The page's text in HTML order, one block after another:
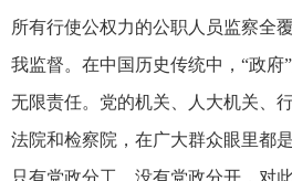
所有行使公权力的公职人员监察全
我监督。在中国历史传统中，“政府
无限责任。党的机关、人大机关、
法院和检察院，在广大群众眼里都
只有党政分工、没有党政分开，对